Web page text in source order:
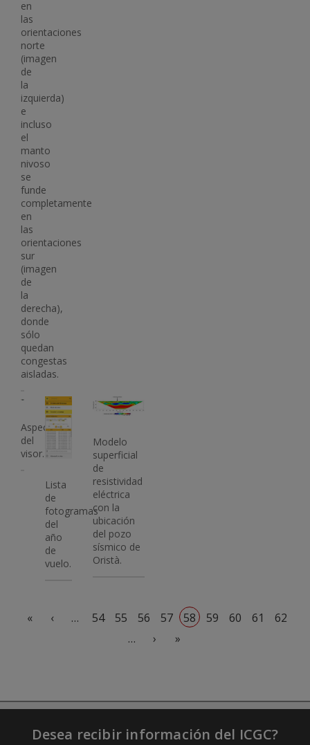
en
las
orientaciones
norte
(imagen
de
la
izquierda)
e
incluso
el
manto
nivoso
se
funde
completamente
en
las
orientaciones
sur
(imagen
de
la
derecha),
donde
sólo
quedan
congestas
aisladas.
Imatge
Aspecto
del
visor.
Imatge
Lista
de
fotogramas
del
año
de
vuelo.
Imatge
Modelo
superficial
de
resistividad
eléctrica
con la
ubicación
del pozo
sísmico de
Oristà.
« ‹ … 54 55 56 57 58 59 60 61
62
…
›
Siguiente página
»
Última página
Desea recibir información del ICGC?